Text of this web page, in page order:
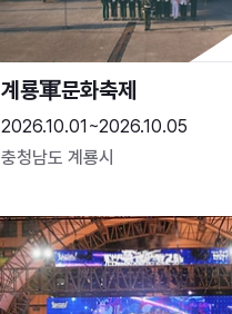
2026.10.01~2026.10.05
충청남도 계룡시